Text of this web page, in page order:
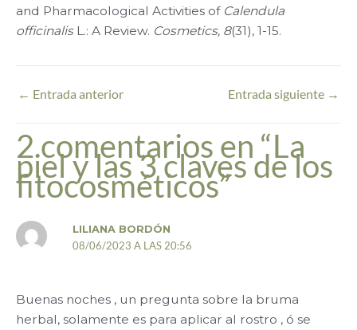
and Pharmacological Activities of Calendula
officinalisL.: A Review. Cosmetics, 8(31), 1-15.
← Entrada anterior Entrada siguiente →
2 comentarios en “La
piel y las 3 claves de los
fitocosméticos”
LILIANA BORDÓN
08/06/2023 A LAS 20:56
Buenas noches , un pregunta sobre la bruma
herbal, solamente es para aplicar al rostro , ó se